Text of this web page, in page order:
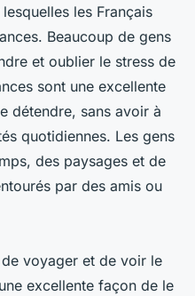
les Français
Beaucoup de gens
et oublier le stress de
sont une excellente
détendre, sans avoir à
quotidiennes. Les gens
des paysages et de
par des amis ou
voyager et de voir le
excellente façon de le